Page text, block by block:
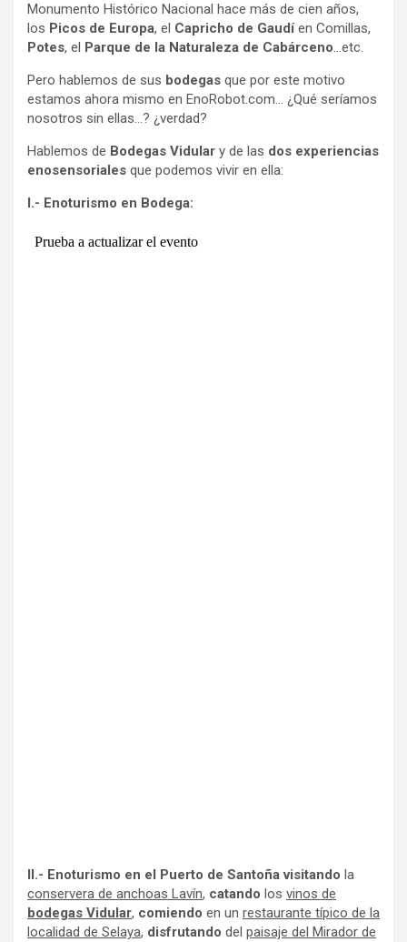
Monumento Histórico Nacional hace más de cien años,
los Picos de Europa, el Capricho de Gaudíen Comillas,
Potes, el Parque de la Naturaleza de Cabárceno…etc.
Pero hablemos de sus bodegas que por este motivo
estamos ahora mismo en EnoRobot.com… ¿Qué seríamos
nosotros sin ellas…? ¿verdad?
Hablemos de Bodegas Vidular y de las dos experiencias
enosensoriales que podemos vivir en ella:
I.- Enoturismo en Bodega:
II.- Enoturismo en el Puerto de Santoña visitando la
conservera de anchoas Lavín, catando los vinos de
bodegas Vidular, comiendo en un restaurante típico de la
localidad de Selaya, disfrutando del paisaje del Mirador de